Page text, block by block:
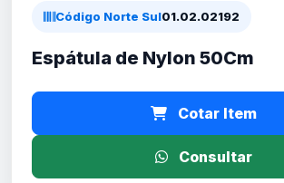
Código Norte Sul01.02.02192
Espátula de Nylon 50Cm
Cotar Item
Consultar